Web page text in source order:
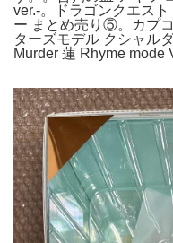
ver.-。ドラゴンクエス
ー まとめ売り⑤。カプ
ターズモデル クシャル
Murder 蓮 Rhyme mode